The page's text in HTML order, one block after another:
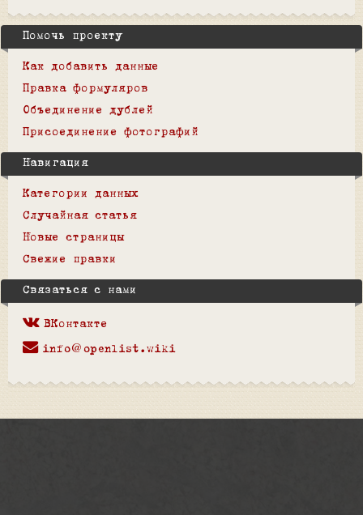
Помочь проекту
Как добавить данные
Правка формуляров
Объединение дублей
Присоединение фотографий
Навигация
Категории данных
Случайная статья
Новые страницы
Свежие правки
Связаться с нами
ВКонтакте
info@openlist.wiki